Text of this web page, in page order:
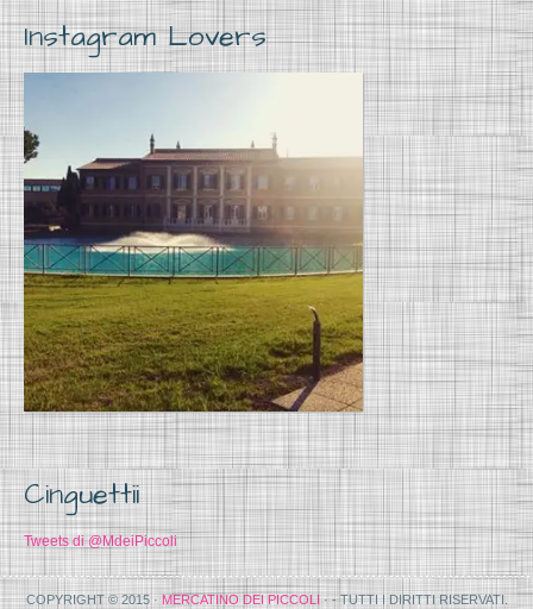
Instagram Lovers
Cinguettii
Tweets di @MdeiPiccoli
COPYRIGHT © 2015 ·MERCATINO DEI PICCOLI· - TUTTI I DIRITTI RISERVATI.